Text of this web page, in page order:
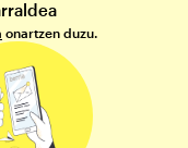
onartzen duzu.